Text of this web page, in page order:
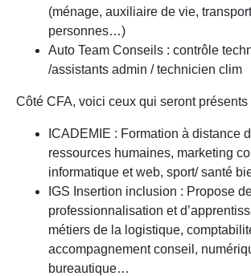
(ménage, auxiliaire de vie,
personnes…)
Auto Team Conseils : contrôle
/assistants admin / technicien clim
Côté CFA, voici ceux qui seront présents
ICADEMIE : Formation à distance
ressources humaines, marketing
informatique et web, sport/ santé
IGS Insertion inclusion : Propose
professionnalisation et
métiers de la logistique,
accompagnement conseil,
bureautique…